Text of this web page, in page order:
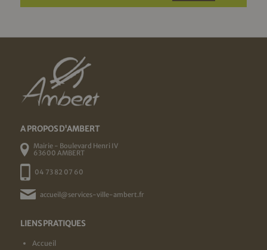
A PROPOS D'AMBERT
Mairie - Boulevard Henri IV
63600 AMBERT
04 73 82 07 60
accueil@services-ville-ambert.fr
LIENS PRATIQUES
Accueil